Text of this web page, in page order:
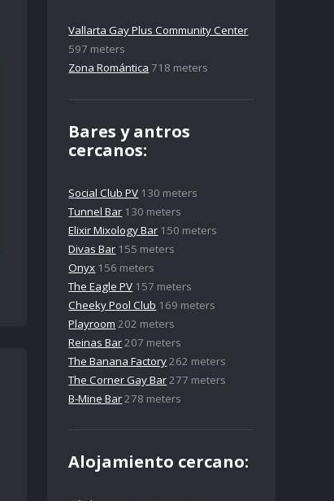
Vallarta Gay Plus Community Center
597 meters
Zona Romántica 718 meters
Bares y antros
cercanos:
Social Club PV 130 meters
Tunnel Bar 130 meters
Elixir Mixology Bar 150 meters
Divas Bar 155 meters
Onyx 156 meters
The Eagle PV 157 meters
Cheeky Pool Club 169 meters
Playroom 202 meters
Reinas Bar207 meters
The Banana Factory262 meters
The Corner Gay Bar277 meters
B-Mine Bar278 meters
Alojamiento cercano: